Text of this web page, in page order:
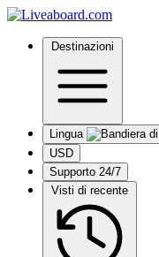
Destinazioni
Lingua
USD
Supporto 24/7
Visti di recente